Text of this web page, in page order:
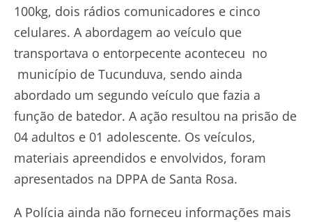
100kg, dois rádios comunicadores e cinco
celulares. A abordagem ao veículo que
transportava o entorpecente aconteceu no
município de Tucunduva, sendo ainda
abordado um segundo veículo que fazia a
função de batedor. A ação resultou na prisão de
04 adultos e 01 adolescente. Os veículos,
materiais apreendidos e envolvidos, foram
apresentados na DPPA de Santa Rosa.
A Polícia ainda não forneceu informações mais